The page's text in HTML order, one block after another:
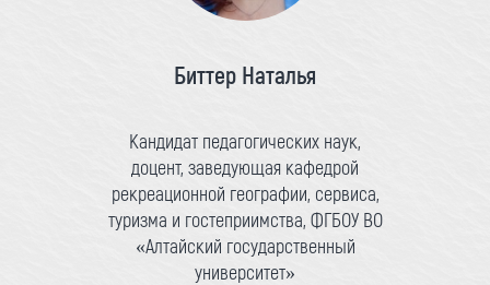
Биттер Наталья
Кандидат педагогических наук,
доцент, заведующая кафедрой
рекреационной географии, сервиса,
туризма и гостеприимства, ФГБОУ ВО
«Алтайский государственный
университет»